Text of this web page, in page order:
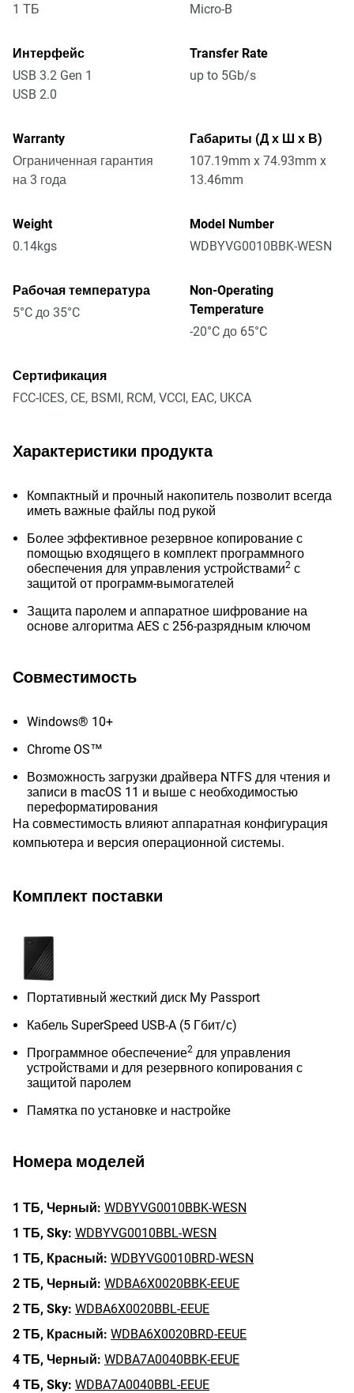
1 ТБ Micro-B
Интерфейс
USB 3.2 Gen 1
USB 2.0
Transfer Rate
up to 5Gb/s
Warranty
Ограниченная гарантия
на 3 года
Габариты (Д х Ш х В)
107.19mm x 74.93mm x
13.46mm
Weight
0.14kgs
Model Number
WDBYVG0010BBK-WESN
Рабочая температура
5°C до 35°C
Non-Operating
Temperature
-20°C до 65°C
Сертификация
FCC-ICES, CE, BSMI, RCM, VCCI, EAC, UKCA
Характеристики продукта
Компактный и прочный накопитель позволит всегда
иметь важные файлы под рукой
Более эффективное резервное копирование с
помощью входящего в комплект программного
обеспечения для управления устройствами2 с
защитой от программ-вымогателей
Защита паролем и аппаратное шифрование на
основе алгоритма AES с 256-разрядным ключом
Совместимость
Windows® 10+
Chrome OS™
Возможность загрузки драйвера NTFS для чтения и
записи в macOS 11 и выше с необходимостью
переформатирования
На совместимость влияют аппаратная конфигурация
компьютера и версия операционной системы.
Комплект поставки
Портативный жесткий диск My Passport
Кабель SuperSpeed USB-A (5 Гбит/с)
Программное обеспечение2 для управления
устройствами и для резервного копирования с
защитой паролем
Памятка по установке и настройке
Номера моделей
1 ТБ, Черный: WDBYVG0010BBK-WESN
1 ТБ, Sky: WDBYVG0010BBL-WESN
1 ТБ, Красный: WDBYVG0010BRD-WESN
2 ТБ, Черный: WDBA6X0020BBK-EEUE
2 ТБ, Sky: WDBA6X0020BBL-EEUE
2 ТБ, Красный: WDBA6X0020BRD-EEUE
4 ТБ, Черный: WDBA7A0040BBK-EEUE
4 ТБ, Sky: WDBA7A0040BBL-EEUE